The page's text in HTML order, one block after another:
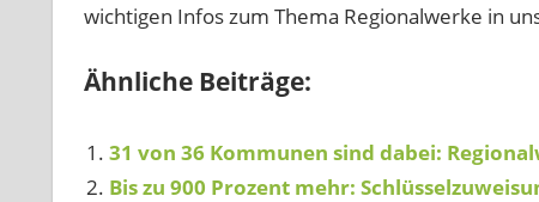
wichtigen Infos zum Thema Regionalwerke in
Ähnliche Beiträge:
31 von 36 Kommunen sind dabei:
Bis zu 900 Prozent mehr: